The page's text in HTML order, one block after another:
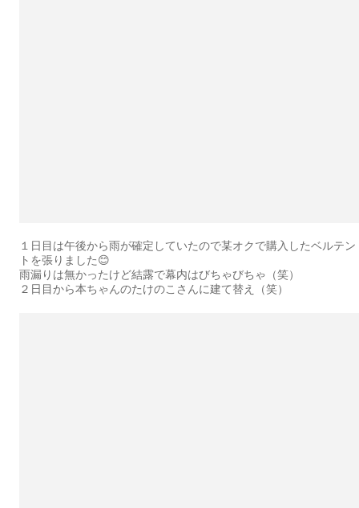
１日目は午後から雨が確定していたので某オクで購入したベルテン
トを張りました😊
雨漏りは無かったけど結露で幕内はびちゃびちゃ（笑）
２日目から本ちゃんのたけのこさんに建て替え（笑）